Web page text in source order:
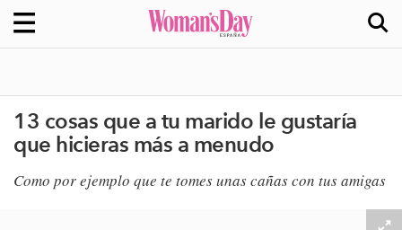
13 cosas que a tu marido le gustaría
que hicieras más a menudo
Como por ejemplo que te tomes unas cañas con tus amigas